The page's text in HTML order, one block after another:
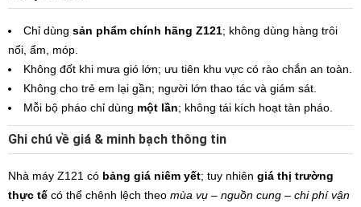
Chỉ dùng sản phẩm chính hãng Z121; không dùng hàng trôi
nổi, ẩm, móp.
Không đốt khi mưa gió lớn; ưu tiên khu vực có rào chắn an toàn.
Không cho trẻ em lại gần; người lớn thao tác và giám sát.
Mỗi bộ pháo chỉ dùng một lần; không tái kích hoạt tàn pháo.
Ghi chú về giá & minh bạch thông tin
Nhà máy Z121 có bảng giá niêm yết; tuy nhiên giá thị trường
thực tế có thể chênh lệch theo mùa vụ – nguồn cung – chi phí vận